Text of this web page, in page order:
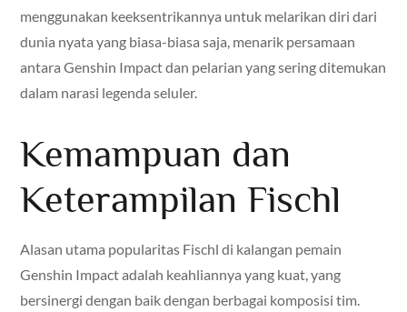
menggunakan keeksentrikannya untuk melarikan diri dari
dunia nyata yang biasa-biasa saja, menarik persamaan
antara Genshin Impact dan pelarian yang sering ditemukan
dalam narasi legenda seluler.
Kemampuan dan
Keterampilan Fischl
Alasan utama popularitas Fischl di kalangan pemain
Genshin Impact adalah keahliannya yang kuat, yang
bersinergi dengan baik dengan berbagai komposisi tim.